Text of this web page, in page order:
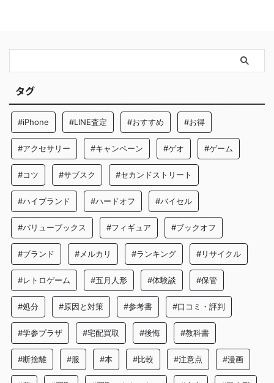
タグ
#iPhone #LINE査定 #おすすめ #お得
#アクセサリー #キャンペーン #ゲオ #ゲーム
#コツ #サブスク #セカンドストリート
#ハイブランド #ハードオフ #バイセル
#バリューブックス #フィギュア #ブックオフ
#ブランド #メルカリ #ランキング #リサイクル
#レトロゲーム #五月人形 #体験談 #保管
#処分 #原因と対策 #参考書 #口コミ・評判
#学参プラザ #宅配買取 #後悔 #教科書
#断捨離 #服 #本 #比較 #注意点 #漫画